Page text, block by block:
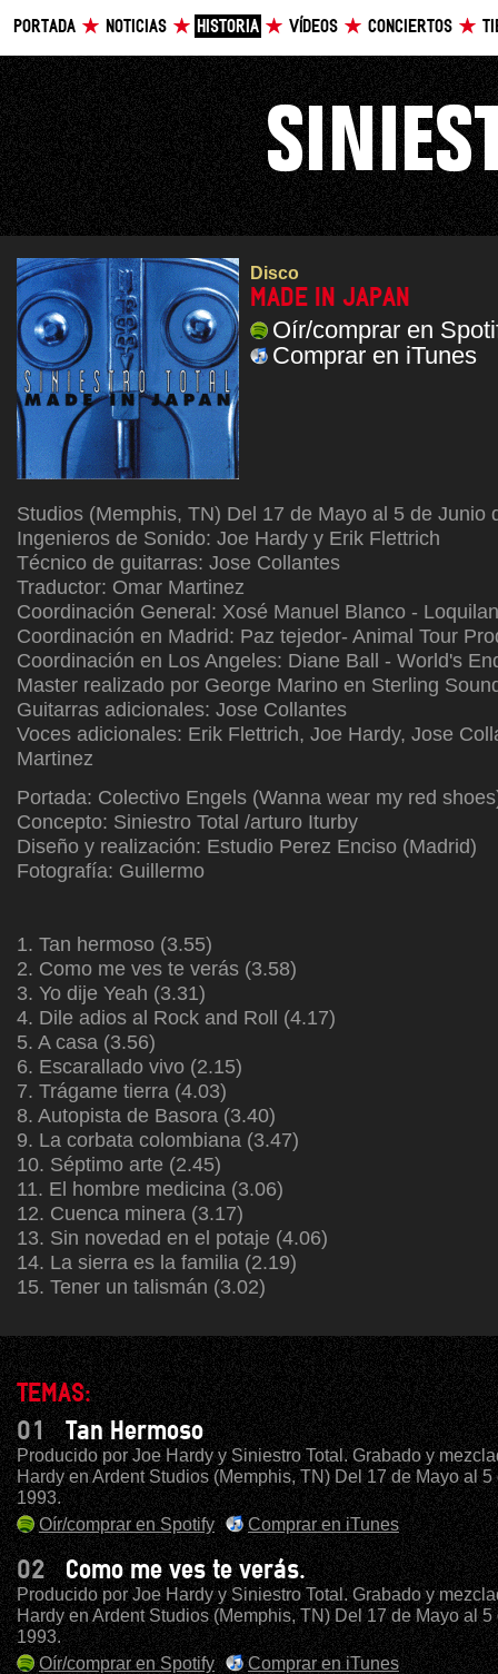
PORTADA NOTICIAS HISTORIA VÍDEOS CONCIERTOS
Disco
MADE IN JAPAN
Oír/comprar en
Comprar en iTunes
Studios (Memphis, TN) Del 17 de Mayo al 5 de Junio
Ingenieros de Sonido: Joe Hardy y Erik Flettrich
Técnico de guitarras: Jose Collantes
Traductor: Omar Martinez
Coordinación General: Xosé Manuel Blanco -
Coordinación en Madrid: Paz tejedor- Animal Tour
Coordinación en Los Angeles: Diane Ball - World's
Master realizado por George Marino en Sterling
Guitarras adicionales: Jose Collantes
Voces adicionales: Erik Flettrich, Joe Hardy, Jose
Martinez
Portada: Colectivo Engels (Wanna wear my red
Concepto: Siniestro Total /arturo Iturby
Diseño y realización: Estudio Perez Enciso (Madrid)
Fotografía: Guillermo
1. Tan hermoso (3.55)
2. Como me ves te verás (3.58)
3. Yo dije Yeah (3.31)
4. Dile adios al Rock and Roll (4.17)
5. A casa (3.56)
6. Escarallado vivo (2.15)
7. Trágame tierra (4.03)
8. Autopista de Basora (3.40)
9. La corbata colombiana (3.47)
10. Séptimo arte (2.45)
11. El hombre medicina (3.06)
12. Cuenca minera (3.17)
13. Sin novedad en el potaje (4.06)
14. La sierra es la familia (2.19)
15. Tener un talismán (3.02)
TEMAS:
01
Tan Hermoso
Producido por Joe Hardy y Siniestro Total. Grabado y
Hardy en Ardent Studios (Memphis, TN) Del 17 de Mayo al
1993.
Oír/comprar en Spotify
Comprar en iTunes
02 Como me ves te verás.
Producido por Joe Hardy y Siniestro Total. Grabado y
Hardy en Ardent Studios (Memphis, TN) Del 17 de Mayo al
1993.
Oír/comprar en Spotify
Comprar en iTunes